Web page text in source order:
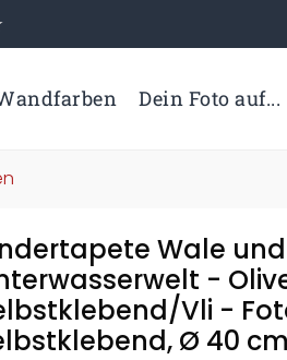
Dein Foto auf...
Wale
-
Vli -
Ø 40